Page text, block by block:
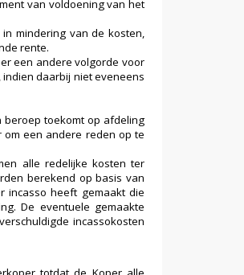
van voldoening van het
mindering van de kosten,
rente.
een andere volgorde voor
daarbij niet eveneens
beroep toekomt op afdeling
om een andere reden op te
alle redelijke kosten ter
berekend op basis van
incasso heeft gemaakt die
De eventuele gemaakte
incassokosten